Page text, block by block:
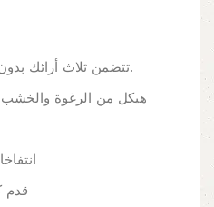
تتضمن ثلاث أرائك بدون ذراعين وقطعتين زاوية.
هيكل من الرغوة والخشب
قدم